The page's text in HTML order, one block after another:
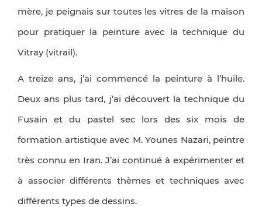
mère, je peignais sur toutes les vitres de la maison
pour pratiquer la peinture avec la technique du
Vitray (vitrail).
A treize ans, j’ai commencé la peinture à l’huile.
Deux ans plus tard, j’ai découvert la technique du
Fusain et du pastel sec lors des six mois de
formation artistique avec M. Younes Nazari, peintre
très connu en Iran. J’ai continué à expérimenter et
à associer différents thèmes et techniques avec
différents types de dessins.